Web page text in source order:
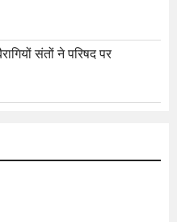
संतों ने परिषद पर